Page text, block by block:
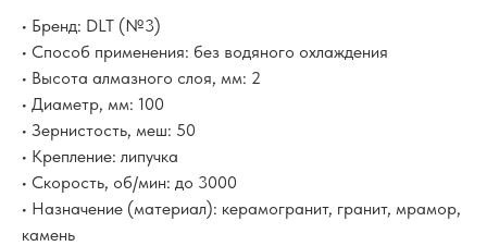
• Бренд: DLT (№3)
• Способ применения: без водяного охлаждения
• Высота алмазного слоя, мм: 2
• Диаметр, мм: 100
• Зернистость, меш: 50
• Крепление: липучка
• Скорость, об/мин: до 3000
• Назначение (материал): керамогранит, гранит, мрамор,
камень